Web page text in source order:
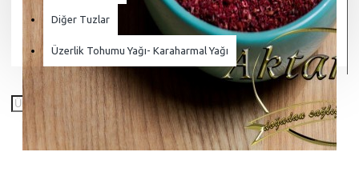
Diğer Tuzlar
Üzerlik Tohumu Yağı- Karaharmal Yağı